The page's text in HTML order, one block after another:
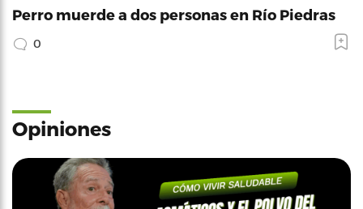
Perro muerde a dos personas en Río Piedras
0
Opiniones